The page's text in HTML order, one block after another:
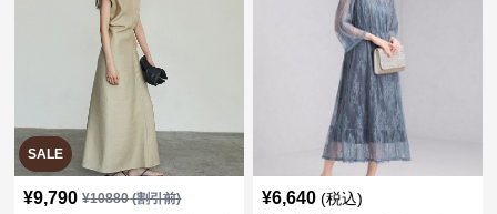
SALE
¥9,790 ¥10880(割引前) ¥6,640 (税込)